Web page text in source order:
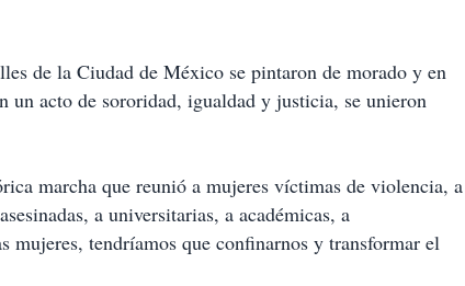
de la Ciudad de México se pintaron de morado y en
un acto de sororidad, igualdad y justicia, se unieron
marcha que reunió a mujeres víctimas de violencia, a
a universitarias, a académicas, a
mujeres, tendríamos que confinarnos y transformar el